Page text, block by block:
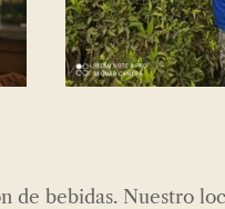
de bebidas. Nuestro